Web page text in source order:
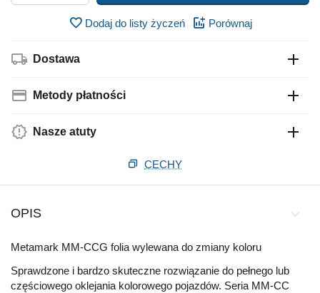
Dodaj do listy życzeń Porównaj
Dostawa
Metody płatności
Nasze atuty
CECHY
OPIS
Metamark MM-CCG folia wylewana do zmiany koloru
Sprawdzone i bardzo skuteczne rozwiązanie do pełnego lub
częściowego oklejania kolorowego pojazdów. Seria MM-CC